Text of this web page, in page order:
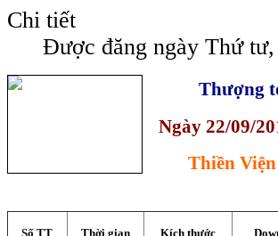
Chi tiết
Được đăng ngày Thứ
Thượng
Ngày 22/09/
Thiền
Số TT Thời gian Kích thước